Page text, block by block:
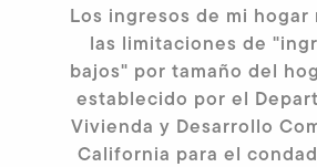
Los ingresos de mi hogar
las limitaciones de
bajos" por tamaño del
establecido por el
Vivienda y Desarrollo
California para el